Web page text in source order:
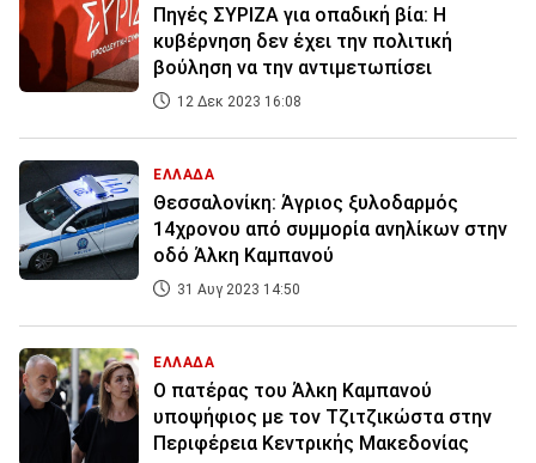
Πηγές ΣΥΡΙΖΑ για οπαδική βία: Η
κυβέρνηση δεν έχει την πολιτική
βούληση να την αντιμετωπίσει
12 Δεκ 2023 16:08
ΕΛΛΑΔΑ
Θεσσαλονίκη: Άγριος ξυλοδαρμός
14χρονου από συμμορία ανηλίκων στην
οδό Άλκη Καμπανού
31 Αυγ 2023 14:50
ΕΛΛΑΔΑ
Ο πατέρας του Άλκη Καμπανού
υποψήφιος με τον Τζιτζικώστα στην
Περιφέρεια Κεντρικής Μακεδονίας